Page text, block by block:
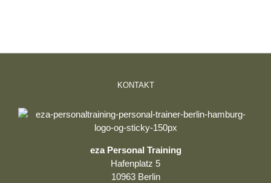
KONTAKT
eza Personal Training
Hafenplatz 5
10963 Berlin